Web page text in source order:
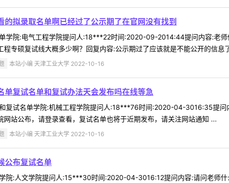
的拟录取名单啊已经过了公示期了在官网没有找到
学院:电气工程学院提问人:18***22时间:2020-09-2014:44提问内容:老师
程专硕复试线大概多少啊？回复内容:公示期过了应该就是不能公开的信息
本站小编 天津工业大学 2022-10-16
单复试名单和复试办法天会发布吗在线等急
复试名单学院:机械工程学院提问人:18***76时间:2020-04-3016:35提
网站公布，请登录查看，复试名单也将于近期发布，请关注网站通知 ...
本站小编 天津工业大学 2022-10-16
公布复试名单
院:人文学院提问人:15***30时间:2020-04-3016:12提问内容:请问老师